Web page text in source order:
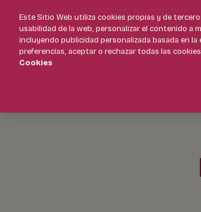
Moverse tiene
Este Sitio Web utiliza cookies propias y de
usabilidad de la web, personalizar el contenido a
incluyendo publicidad personalizada basada en
preferencias, aceptar o rechazar todas las
Cookies